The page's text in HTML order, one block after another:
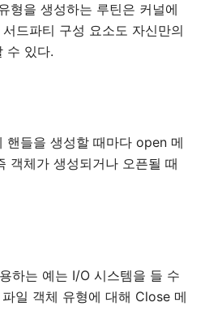
형을 생성하는 루틴은 커널에
드파티 구성 요소도 자신만의
수 있다.
핸들을 생성할 때마다 open 메
객체가 생성되거나 오픈될 때
하는 예는 I/O 시스템을 들 수
일 객체 유형에 대해 Close 메